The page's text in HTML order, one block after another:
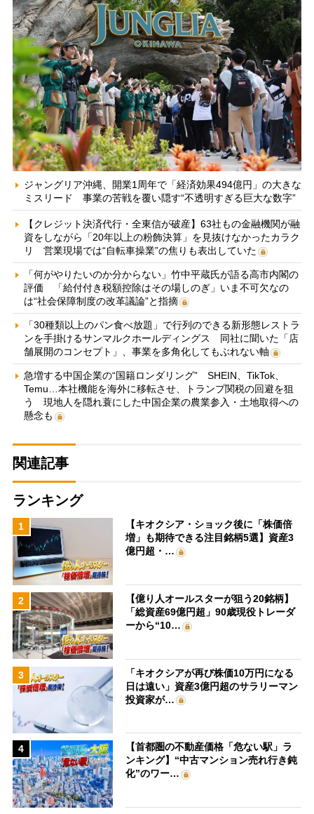
ジャングリア沖縄、開業1周年で「経済効果494億円」の大きな
ミスリード 事業の苦戦を覆い隠す“不透明すぎる巨大な数字”
【クレジット決済代行・全東信が破産】63社もの金融機関が融
資をしながら「20年以上の粉飾決算」を見抜けなかったカラク
リ 営業現場では“自転車操業”の焦りも表出していた
「何がやりたいのか分からない」竹中平蔵氏が語る高市内閣の
評価 「給付付き税額控除はその場しのぎ」いま不可欠なの
は“社会保障制度の改革議論”と指摘
「30種類以上のパン食べ放題」で行列のできる新形態レストラ
ンを手掛けるサンマルクホールディングス 同社に聞いた「店
舗展開のコンセプト」、事業を多角化してもぶれない軸
急増する中国企業の“国籍ロンダリング” SHEIN、TikTok、
Temu…本社機能を海外に移転させ、トランプ関税の回避を狙
う 現地人を隠れ蓑にした中国企業の農業参入・土地取得への
懸念も
関連記事
ランキング
1
【キオクシア・ショック後に「株価倍
増」も期待できる注目銘柄5選】資産3
億円超・…
2
【億り人オールスターが狙う20銘柄】
「総資産69億円超」90歳現役トレーダ
ーから“10…
3
「キオクシアが再び株価10万円になる
日は遠い」資産3億円超のサラリーマン
投資家が…
4
【首都圏の不動産価格「危ない駅」ラ
ンキング】“中古マンション売れ行き鈍
化”のワー…